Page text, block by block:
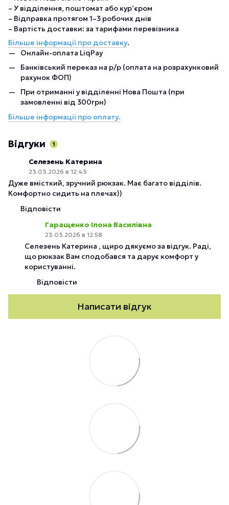
– У відділення, поштомат або кур’єром
– Відправка протягом 1–3 робочих днів
– Вартість доставки: за тарифами перевізника
Більше інформації про доставку.
Онлайн-оплата LiqPay
Банківський переказ на р/р (оплата на розрахунковий
рахунок ФОП)
При отриманні у відділенні Нова Пошта (при
замовленні від 300грн)
Більше інформації про оплату.
Відгуки 1
Селезень Катерина
23.03.2026 в 12:43
Дуже вмісткий, зручний рюкзак. Має багато відділів.
Комфортно сидить на плечах))
Відповісти
Гаращенко Ілона Василівна
23.03.2026 в 12:58
Селезень Катерина , щиро дякуємо за відгук. Раді,
що рюкзак Вам сподобався та дарує комфорт у
користуванні.
Відповісти
Написати відгук